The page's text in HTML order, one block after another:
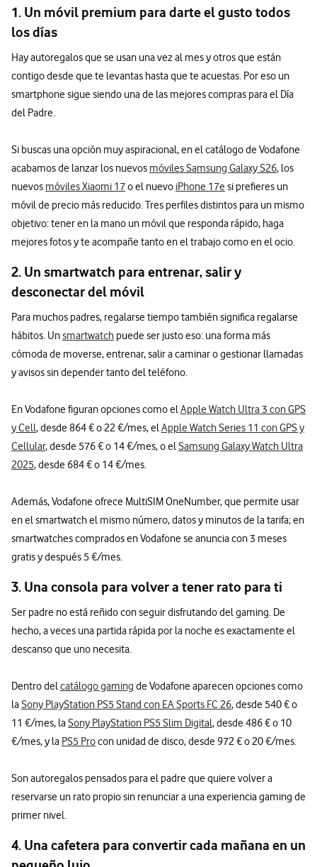
1. Un móvil premium para darte el gusto todos
los días
Hay autoregalos que se usan una vez al mes y otros que están
contigo desde que te levantas hasta que te acuestas. Por eso un
smartphone sigue siendo una de las mejores compras para el Día
del Padre.
Si buscas una opción muy aspiracional, en el catálogo de Vodafone
acabamos de lanzar los nuevos móviles Samsung Galaxy S26, los
nuevos móviles Xiaomi 17o el nuevo iPhone 17e si prefieres un
móvil de precio más reducido. Tres perfiles distintos para un mismo
objetivo: tener en la mano un móvil que responda rápido, haga
mejores fotos y te acompañe tanto en el trabajo como en el ocio.
2. Un smartwatch para entrenar, salir y
desconectar del móvil
Para muchos padres, regalarse tiempo también significa regalarse
hábitos. Unsmartwatch puede ser justo eso: una forma más
cómoda de moverse, entrenar, salir a caminar o gestionar llamadas
y avisos sin depender tanto del teléfono.
En Vodafone figuran opciones como elApple Watch Ultra 3 con GPS
y Cell, desde 864 € o 22 €/mes, elApple Watch Series 11 con GPS y
Cellular, desde 576 € o 14 €/mes, o elSamsung Galaxy Watch Ultra
2025, desde 684 € o 14 €/mes.
Además, Vodafone ofrece MultiSIM OneNumber, que permite usar
en el smartwatch el mismo número, datos y minutos de la tarifa; en
smartwatches comprados en Vodafone se anuncia con 3 meses
gratis y después 5 €/mes.
3. Una consola para volver a tener rato para ti
Ser padre no está reñido con seguir disfrutando del gaming. De
hecho, a veces una partida rápida por la noche es exactamente el
descanso que uno necesita.
Dentro delcatálogo gaming de Vodafone aparecen opciones como
laSony PlayStation PS5 Stand con EA Sports FC 26, desde 540 € o
11 €/mes, laSony PlayStation PS5 Slim Digital, desde 486 € o 10
€/mes, y la PS5 Procon unidad de disco, desde 972 € o 20 €/mes.
Son autoregalos pensados para el padre que quiere volver a
reservarse un rato propio sin renunciar a una experiencia gaming de
primer nivel.
4. Una cafetera para convertir cada mañana en un